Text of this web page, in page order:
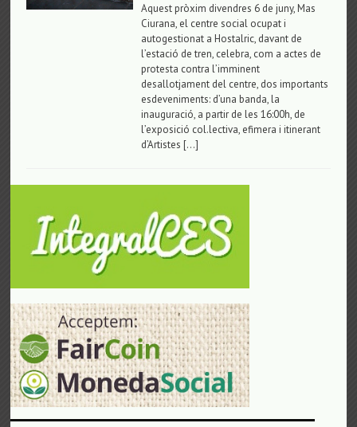
Aquest pròxim divendres 6 de juny, Mas
Ciurana, el centre social ocupat i
autogestionat a Hostalric, davant de
l’estació de tren, celebra, com a actes de
protesta contra l’imminent
desallotjament del centre, dos importants
esdeveniments: d’una banda, la
inauguració, a partir de les 16:00h, de
l’exposició col.lectiva, efimera i itinerant
d’Artistes […]